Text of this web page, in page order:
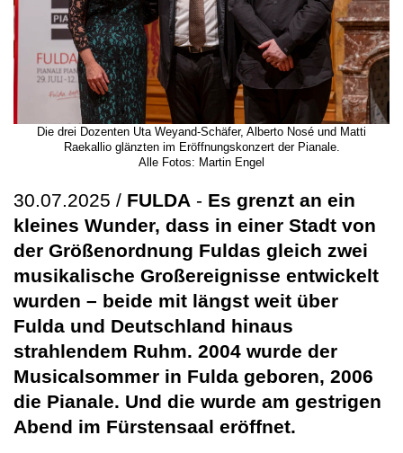
Die drei Dozenten Uta Weyand-Schäfer, Alberto Nosé und Matti
Raekallio glänzten im Eröffnungskonzert der Pianale.
Alle Fotos: Martin Engel
30.07.2025 / FULDA - Es grenzt an ein
kleines Wunder, dass in einer Stadt von
der Größenordnung Fuldas gleich zwei
musikalische Großereignisse entwickelt
wurden – beide mit längst weit über
Fulda und Deutschland hinaus
strahlendem Ruhm. 2004 wurde der
Musicalsommer in Fulda geboren, 2006
die Pianale. Und die wurde am gestrigen
Abend im Fürstensaal eröffnet.